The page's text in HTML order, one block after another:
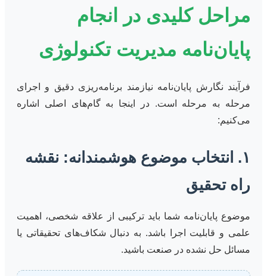
مراحل کلیدی در انجام
پایان‌نامه مدیریت تکنولوژی
فرآیند نگارش پایان‌نامه نیازمند برنامه‌ریزی دقیق و اجرای
مرحله به مرحله است. در اینجا به گام‌های اصلی اشاره
می‌کنیم:
۱. انتخاب موضوع هوشمندانه: نقشه
راه تحقیق
موضوع پایان‌نامه شما باید ترکیبی از علاقه شخصی، اهمیت
علمی و قابلیت اجرا باشد. به دنبال شکاف‌های تحقیقاتی یا
مسائل حل نشده در صنعت باشید.